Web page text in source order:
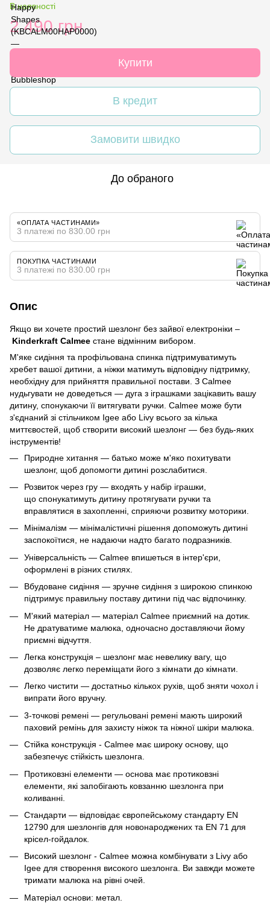
В наявності
2 490 грн
Купити
В кредит
Замовити швидко
До обраного
«ОПЛАТА ЧАСТИНАМИ»
3 платежі по 830.00 грн
ПОКУПКА ЧАСТИНАМИ
3 платежі по 830.00 грн
Опис
Якщо ви хочете простий шезлонг без зайвої електроніки –
Kinderkraft Calmee стане відмінним вибором.
М'яке сидіння та профільована спинка підтримуватимуть
хребет вашої дитини, а ніжки матимуть відповідну підтримку,
необхідну для прийняття правильної постави. З Calmee
нудьгувати не доведеться — дуга з іграшками зацікавить вашу
дитину, спонукаючи її витягувати ручки. Calmee може бути
з'єднаний зі стільчиком Igee або Livy всього за кілька
миттєвостей, щоб створити високий шезлонг — без будь-яких
інструментів!
Природне хитання — батько може м'яко похитувати
шезлонг, щоб допомогти дитині розслабитися.
Розвиток через гру — входять у набір іграшки,
що спонукатимуть дитину протягувати ручки та
вправлятися в захопленні, сприяючи розвитку моторики.
Мінімалізм — мінімалістичні рішення допоможуть дитині
заспокоїтися, не надаючи надто багато подразників.
Універсальність — Calmee впишеться в інтер'єри,
оформлені в різних стилях.
Вбудоване сидіння — зручне сидіння з широкою спинкою
підтримує правильну поставу дитини під час відпочинку.
М'який матеріал — матеріал Calmee приємний на дотик.
Не дратуватиме малюка, одночасно доставляючи йому
приємні відчуття.
Легка конструкція – шезлонг має невелику вагу, що
дозволяє легко переміщати його з кімнати до кімнати.
Легко чистити — достатньо кількох рухів, щоб зняти чохол і
випрати його вручну.
3-точкові ремені — регульовані ремені мають широкий
паховий ремінь для захисту ніжок та ніжної шкіри малюка.
Стійка конструкція - Calmee має широку основу, що
забезпечує стійкість шезлонга.
Протиковзні елементи — основа має протиковзні
елементи, які запобігають ковзанню шезлонга при
коливанні.
Стандарти — відповідає європейському стандарту EN
12790 для шезлонгів для новонароджених та EN 71 для
крісел-гойдалок.
Високий шезлонг - Calmee можна комбінувати з Livy або
Igee для створення високого шезлонга. Ви завжди можете
тримати малюка на рівні очей.
Матеріал основи: метал.